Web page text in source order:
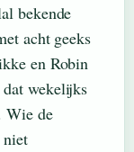
bekende
acht geeks
en Robin
wekelijks
Wie de